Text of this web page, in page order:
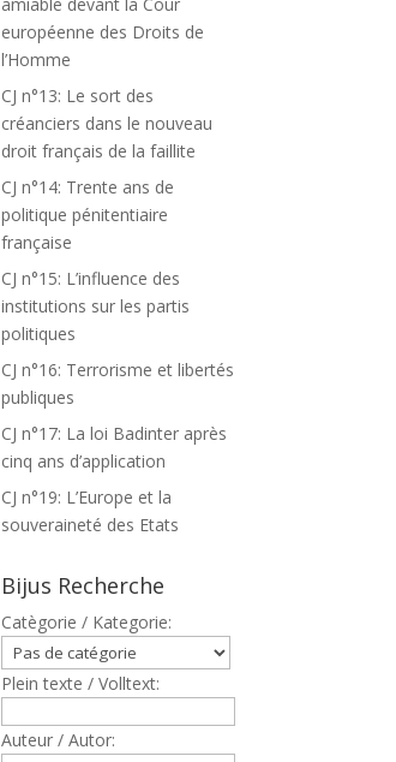
européenne des Droits de
l’Homme
CJ n°13: Le sort des
créanciers dans le nouveau
droit français de la faillite
CJ n°14: Trente ans de
politique pénitentiaire
française
CJ n°15: L’influence des
institutions sur les partis
politiques
CJ n°16: Terrorisme et libertés
publiques
CJ n°17: La loi Badinter après
cinq ans d’application
CJ n°19: L’Europe et la
souveraineté des Etats
Bijus Recherche
Catègorie / Kategorie:
Plein texte / Volltext:
Auteur / Autor: